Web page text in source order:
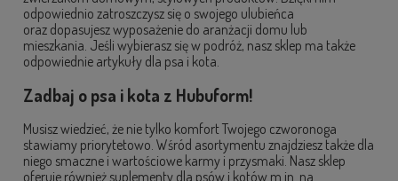
odpowiednio zatroszczysz się o swojego ulubieńca
oraz dopasujesz wyposażenie do aranżacji domu lub
mieszkania. Jeśli wybierasz się w podróż, nasz sklep ma także
odpowiednie artykuły dla psa i kota.
Zadbaj o psa i kota z Hubuform!
Musisz wiedzieć, że nie tylko komfort Twojego czworonoga
stawiamy priorytetowo. Wśród asortymentu znajdziesz także dla
niego smaczne i wartościowe karmy i przysmaki. Nasz sklep
oferuje również suplementy dla psów i kotów m.in. na